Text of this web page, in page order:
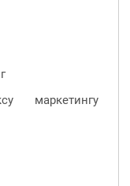
маркетингу